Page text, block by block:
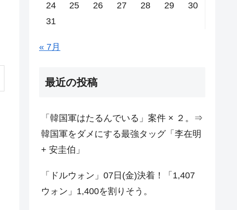
24
25 26 27 28 29
30
31
« 7月
最近の投稿
「韓国軍はたるんでいる」案件 × ２。⇒
韓国軍をダメにする最強タッグ「李在明
+ 安圭伯」
「ドルウォン」07日(金)決着！「1,407
ウォン」1,400を割りそう。